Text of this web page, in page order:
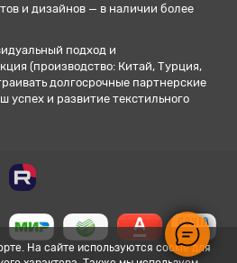
На сайте используются cookie для
и дизайнов — в наличии более
подход и
(производство: Китай, Турция,
долгосрочные партнерские
успех и развитие текстильного